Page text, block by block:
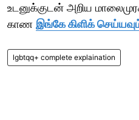
உடனுக்குடன் அறிய
காண இங்கே கிளிக்
lgbtqq+ complete explaination